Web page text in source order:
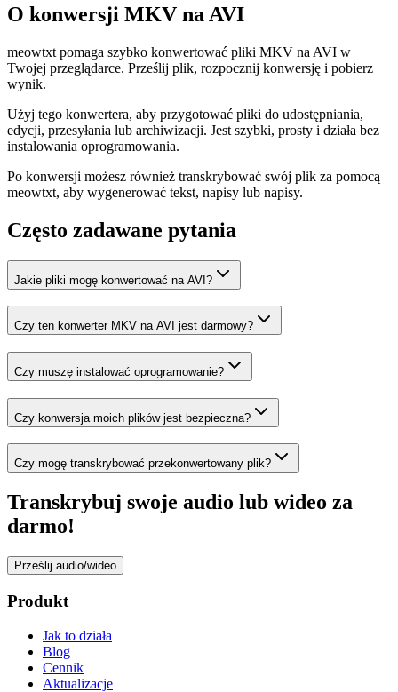
O konwersji MKV na AVI
meowtxt pomaga szybko konwertować pliki MKV na AVI w
Twojej przeglądarce. Prześlij plik, rozpocznij konwersję i pobierz
wynik.
Użyj tego konwertera, aby przygotować pliki do udostępniania,
edycji, przesyłania lub archiwizacji. Jest szybki, prosty i działa bez
instalowania oprogramowania.
Po konwersji możesz również transkrybować swój plik za pomocą
meowtxt, aby wygenerować tekst, napisy lub napisy.
Często zadawane pytania
Jakie pliki mogę konwertować na AVI?
Czy ten konwerter MKV na AVI jest darmowy?
Czy muszę instalować oprogramowanie?
Czy konwersja moich plików jest bezpieczna?
Czy mogę transkrybować przekonwertowany plik?
Transkrybuj swoje audio lub wideo za
darmo!
Prześlij audio/wideo
Produkt
Jak to działa
Blog
Cennik
Aktualizacje